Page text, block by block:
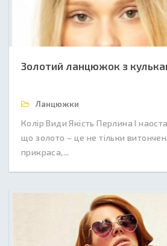
Золотий ланцюжок з
Ланцюжки
Колір Види Якість Перлина І
що золото – це не тільки
прикраса,...